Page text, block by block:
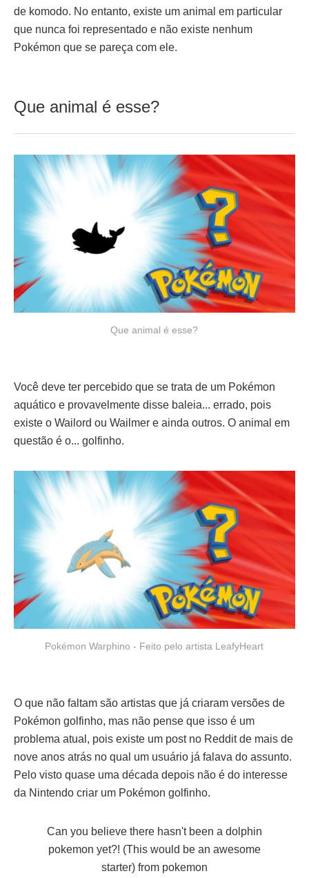
de komodo. No entanto, existe um animal em particular
que nunca foi representado e não existe nenhum
Pokémon que se pareça com ele.
Que animal é esse?
Que animal é esse?
Você deve ter percebido que se trata de um Pokémon
aquático e provavelmente disse baleia... errado, pois
existe o Wailord ou Wailmer e ainda outros. O animal em
questão é o... golfinho.
Pokémon Warphino - Feito pelo artista LeafyHeart
O que não faltam são artistas que já criaram versões de
Pokémon golfinho, mas não pense que isso é um
problema atual, pois existe um post no Reddit de mais de
nove anos atrás no qual um usuário já falava do assunto.
Pelo visto quase uma década depois não é do interesse
da Nintendo criar um Pokémon golfinho.
Can you believe there hasn't been a dolphin
pokemon yet?! (This would be an awesome
starter) from pokemon